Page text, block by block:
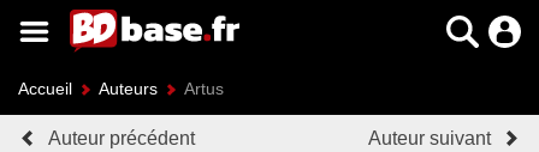
Accueil Auteurs Artus
Auteur précédent Auteur suivant